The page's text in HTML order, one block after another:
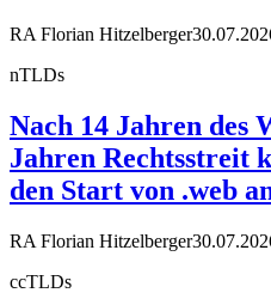
RA Florian Hitzelberger
nTLDs
Nach 14 Jahren des
Jahren Rechtsstreit
den Start von .web
RA Florian Hitzelberger
ccTLDs